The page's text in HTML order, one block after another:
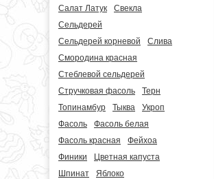
Салат Латук
Свекла
Сельдерей
Сельдерей корневой
Слива
Смородина красная
Стеблевой сельдерей
Стручковая фасоль
Терн
Топинамбур
Тыква
Укроп
Фасоль
Фасоль белая
Фасоль красная
Фейхоа
Финики
Цветная капуста
Шпинат
Яблоко